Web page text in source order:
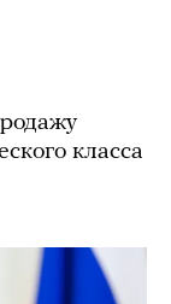
класса